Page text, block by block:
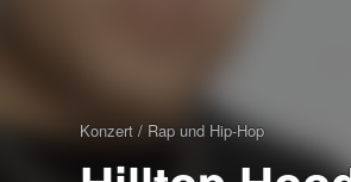
Konzert / Rap und Hip-Hop